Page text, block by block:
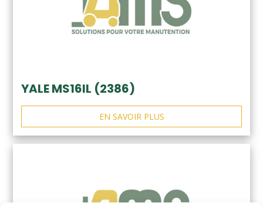
YALE MS16IL (2386)
EN SAVOIR PLUS